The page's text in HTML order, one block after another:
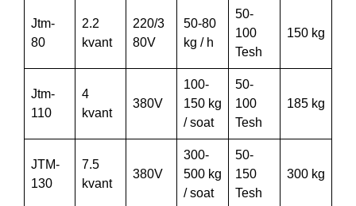
Jtm-
80
2.2
kvant
220/3
80V
50-80
kg / h
50-
100
Tesh
150 kg
Jtm-
110
4
kvant
380V
100-
150 kg
/ soat
50-
100
Tesh
185 kg
JTM-
130
7.5
kvant
380V
300-
500 kg
/ soat
50-
150
Tesh
300 kg